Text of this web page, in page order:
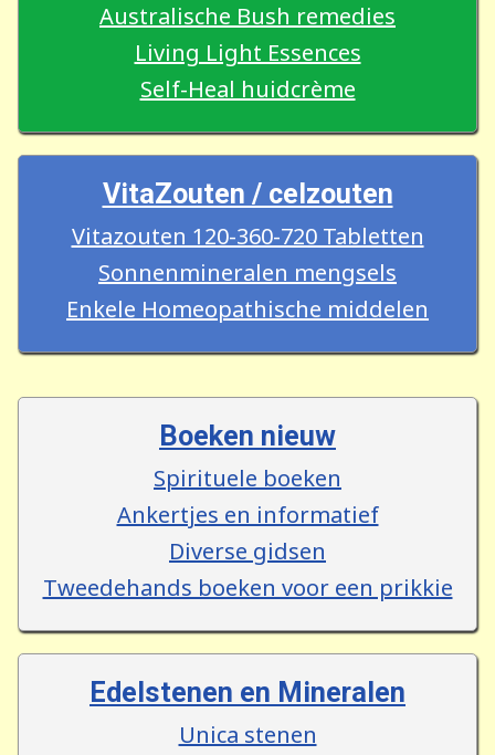
Australische Bush remedies
Living Light Essences
Self-Heal huidcrème
VitaZouten / celzouten
Vitazouten 120-360-720 Tabletten
Sonnenmineralen mengsels
Enkele Homeopathische middelen
Boeken nieuw
Spirituele boeken
Ankertjes en informatief
Diverse gidsen
Tweedehands boeken voor een prikkie
Edelstenen en Mineralen
Unica stenen